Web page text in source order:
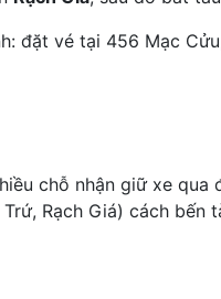
đặt vé tại 456 Mạc
chỗ nhận giữ xe qua
Rạch Giá) cách